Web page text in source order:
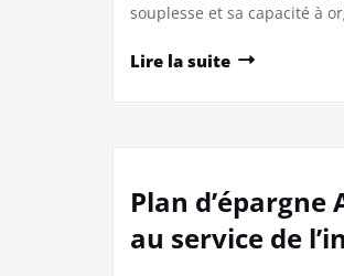
souplesse et sa capacité à
Lire la suite
Plan
au service de